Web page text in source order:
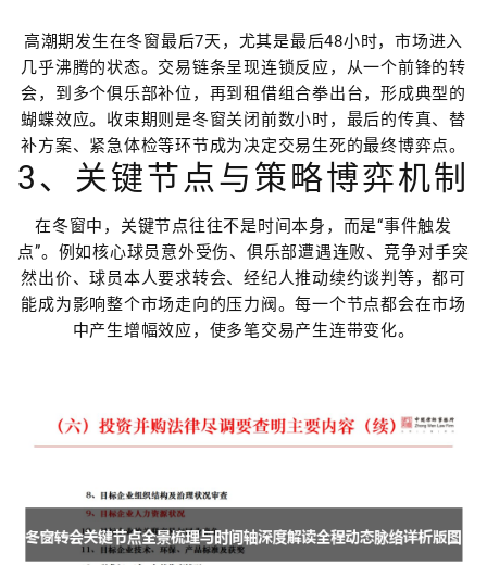
高潮期发生在冬窗最后7天，尤其是最后48小时，市场进入
几乎沸腾的状态。交易链条呈现连锁反应，从一个前锋的转
会，到多个俱乐部补位，再到租借组合拳出台，形成典型的
蝴蝶效应。收束期则是冬窗关闭前数小时，最后的传真、替
补方案、紧急体检等环节成为决定交易生死的最终博弈点。
3、关键节点与策略博弈机制
在冬窗中，关键节点往往不是时间本身，而是“事件触发
点”。例如核心球员意外受伤、俱乐部遭遇连败、竞争对手突
然出价、球员本人要求转会、经纪人推动续约谈判等，都可
能成为影响整个市场走向的压力阀。每一个节点都会在市场
中产生增幅效应，使多笔交易产生连带变化。